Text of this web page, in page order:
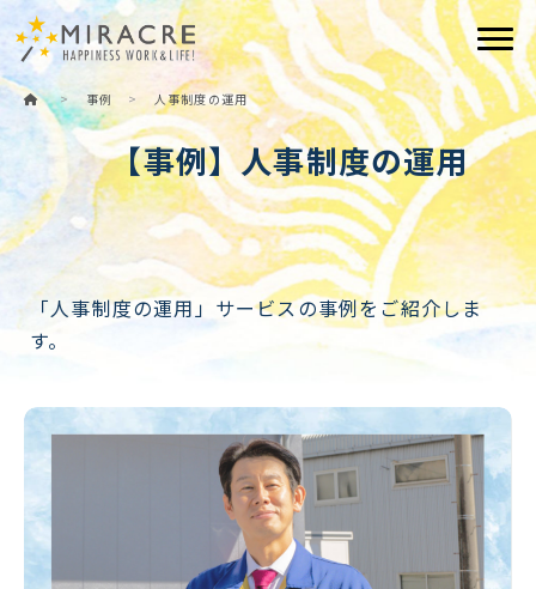
> 事例 > 人事制度の運用
【事例】人事制度の運用
「人事制度の運用」サービスの事例をご紹介しま
す。